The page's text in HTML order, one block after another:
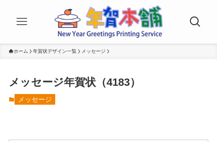
ホーム 年賀状デザイン一覧 メッセージ
メッセージ年賀状（4183）
メッセージ